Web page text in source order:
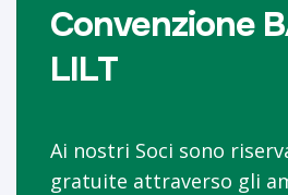
Convenzione
LILT
Ai nostri Soci sono
gratuite attraverso gli